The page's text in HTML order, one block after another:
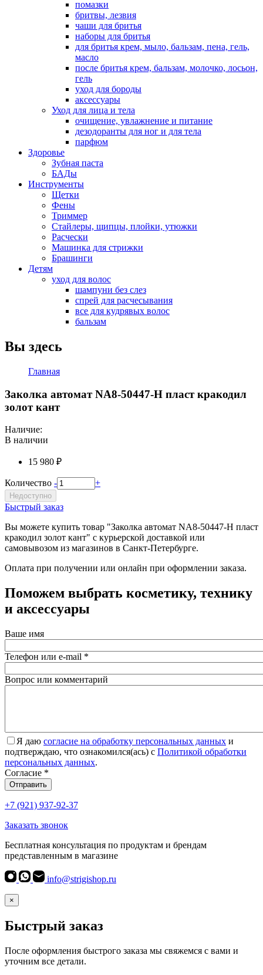
помазки
бритвы, лезвия
чаши для бритья
наборы для бритья
для бритья крем, мыло, бальзам, пена, гель,
масло
после бритья крем, бальзам, молочко, лосьон,
гель
уход для бороды
аксессуары
Уход для лица и тела
очищение, увлажнение и питание
дезодоранты для ног и для тела
парфюм
Здоровье
Зубная паста
БАДы
Инструменты
Щетки
Фены
Триммер
Стайлеры, щипцы, плойки, утюжки
Расчески
Машинка для стрижки
Брашинги
Детям
уход для волос
шампуни без слез
спрей для расчесывания
все для кудрявых волос
бальзам
Вы здесь
Главная
Заколка автомат NA8-50447-H пласт кракодил
золот кант
Наличие:
В наличии
15 980 ₽
Количество - +
Недоступно
Быстрый заказ
Вы можете купить товар "Заколка автомат NA8-50447-H пласт
кракодил золот кант" с курьерской доставкой или
самовывозом из магазинов в Санкт-Петербурге.
Оплата при получении или онлайн при оформлении заказа.
Поможем выбрать косметику, технику
и аксессуары
Ваше имя
Телефон или e-mail *
Вопрос или комментарий
Я даю согласие на обработку персональных данных и
подтверждаю, что ознакомился(ась) с Политикой обработки
персональных данных.
Согласие *
Отправить
+7 (921) 937-92-37
Заказать звонок
Бесплатная консультация по продуктам и брендам
представленным в магазине
info@strigishop.ru
×
Быстрый заказ
После оформления быстрого заказа мы свяжемся с вами и
уточним все детали.